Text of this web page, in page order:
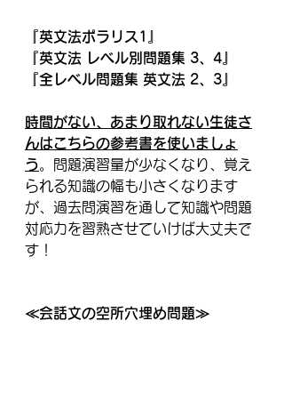
『英文法ポラリス1』
『英文法 レベル別問題集 3、4』
『全レベル問題集 英文法 2、3』
時間がない、あまり取れない生徒さ
んはこちらの参考書を使いましょ
う。問題演習量が少なくなり、覚え
られる知識の幅も小さくなります
が、過去問演習を通して知識や問題
対応力を習熟させていけば大丈夫で
す！
≪会話文の空所穴埋め問題≫